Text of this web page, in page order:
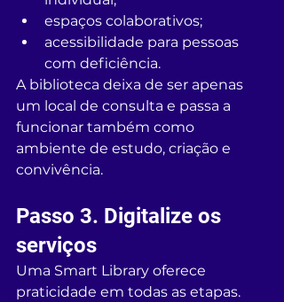
espaços colaborativos;
acessibilidade para pessoas
com deficiência.
A biblioteca deixa de ser apenas
um local de consulta e passa a
funcionar também como
ambiente de estudo, criação e
convivência.
Passo 3. Digitalize os
serviços
Uma Smart Library oferece
praticidade em todas as etapas.